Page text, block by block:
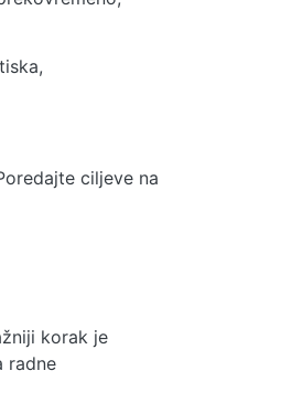
ciljeve na
korak je
radne